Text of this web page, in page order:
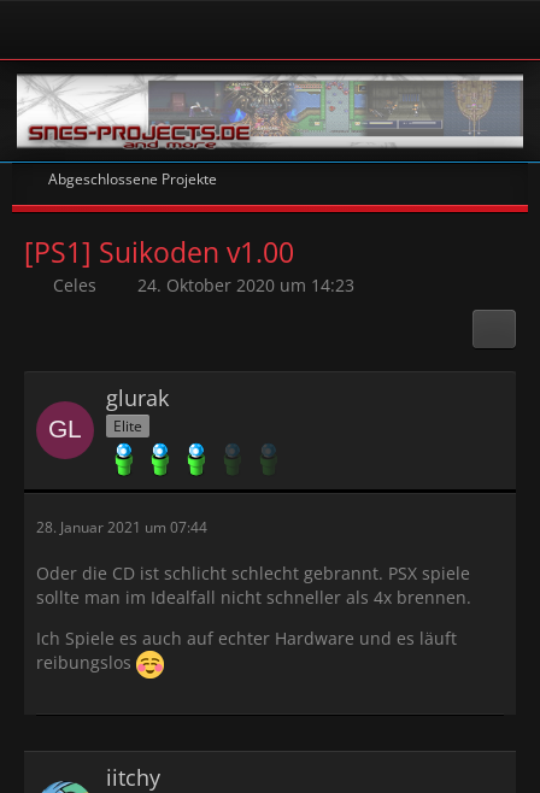
Abgeschlossene Projekte
[PS1] Suikoden v1.00
Celes 24. Oktober 2020 um 14:23
glurak
Elite
28. Januar 2021 um 07:44
Oder die CD ist schlicht schlecht gebrannt. PSX spiele
sollte man im Idealfall nicht schneller als 4x brennen.
Ich Spiele es auch auf echter Hardware und es läuft
reibungslos
iitchy